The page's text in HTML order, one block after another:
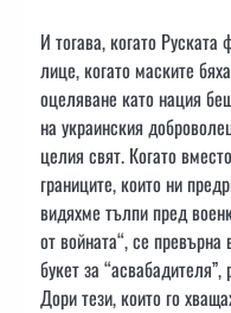
И тогава, когато
лице, когато маските
оцеляване като нация
на украинския
целия свят. Когато
границите, които ни
видяхме тълпи пред
от войната“, се
букет за
Дори тези, които го